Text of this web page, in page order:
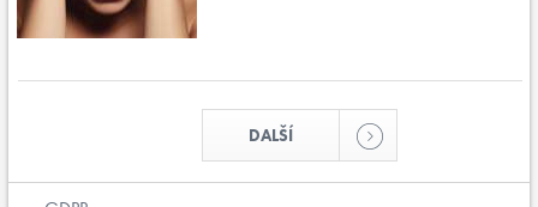
DALŠÍ